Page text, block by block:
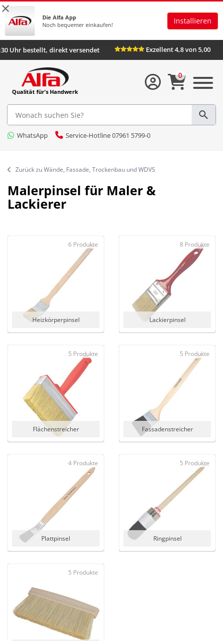
×
Die Alfa App
Noch bequemer einkaufen!
Installieren
16:30 Uhr bestellt, direkt versendet Exzellent 4,8 von 5,00
Qualität für's Handwerk
WhatsApp Service-Hotline 07961 5799-0
0
Zurück zu Wände, Fassade, Trockenbau und WDVS
Malerpinsel für Maler &
Lackierer
Heizkörperpinsel
6 Produkte
Lackierpinsel
8 Produkte
Flächenstreicher
5 Produkte
Fassadenstreicher
5 Produkte
Plattpinsel
4 Produkte
Ringpinsel
5 Produkte
5 Produkte